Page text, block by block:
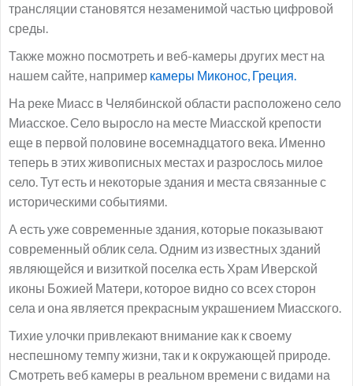
трансляции становятся незаменимой частью цифровой
среды.
Также можно посмотреть и веб-камеры других мест на
нашем сайте, например камеры Миконос, Греция.
На реке Миасс в Челябинской области расположено село
Миасское. Село выросло на месте Миасской крепости
еще в первой половине восемнадцатого века. Именно
теперь в этих живописных местах и разрослось милое
село. Тут есть и некоторые здания и места связанные с
историческими событиями.
А есть уже современные здания, которые показывают
современный облик села. Одним из известных зданий
являющейся и визиткой поселка есть Храм Иверской
иконы Божией Матери, которое видно со всех сторон
села и она является прекрасным украшением Миасского.
Тихие улочки привлекают внимание как к своему
неспешному темпу жизни, так и к окружающей природе.
Смотреть веб камеры в реальном времени с видами на